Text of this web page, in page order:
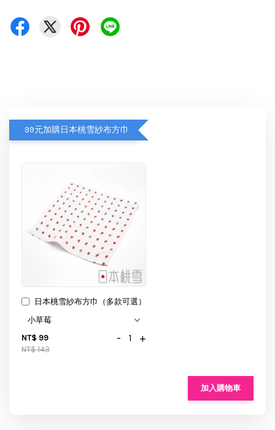
99元加購日本桃雪紗布方巾
日本桃雪紗布方巾（多款可選）
NT$ 99
NT$ 143
- +
加入購物車